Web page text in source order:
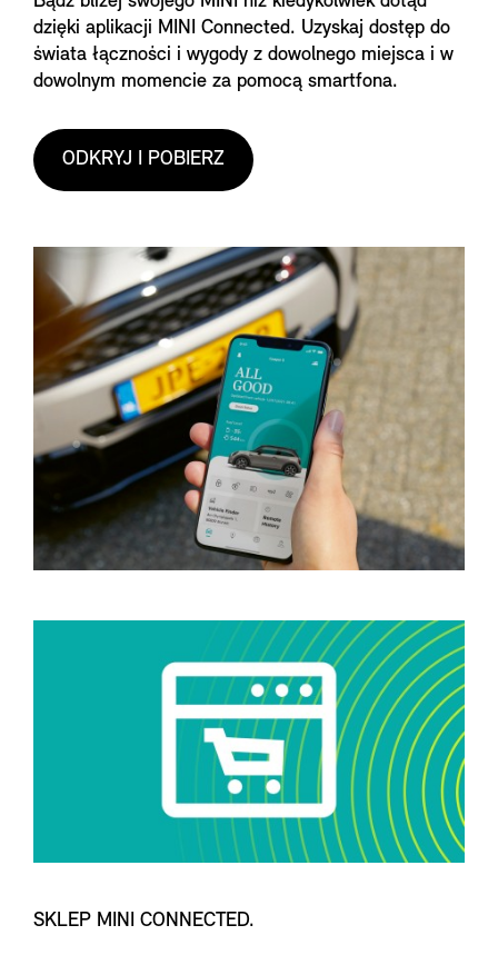
dzięki aplikacji MINI Connected. Uzyskaj dostęp do
świata łączności i wygody z dowolnego miejsca i w
dowolnym momencie za pomocą smartfona.
ODKRYJ I POBIERZ
SKLEP MINI CONNECTED.